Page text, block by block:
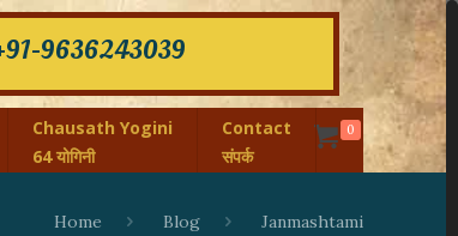
Chausath Yogini
64 योगिनी
Contact
संपर्क
9636243039
0
Home Blog Janmashtami